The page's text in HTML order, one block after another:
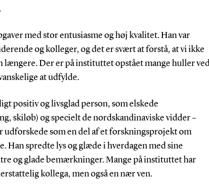
med stor entusiasme og høj kvalitet. Han var
og kolleger, og det er svært at forstå, at vi ikke
længere. Der er på instituttet opstået mange huller ved
at udfylde.
positiv og livsglad person, som elskede
skiløb) og specielt de nordskandinaviske vidder –
udforskede som en del af et forskningsprojekt om
Han spredte lys og glæde i hverdagen med sine
og glade bemærkninger. Mange på instituttet har
kollega, men også en nær ven.